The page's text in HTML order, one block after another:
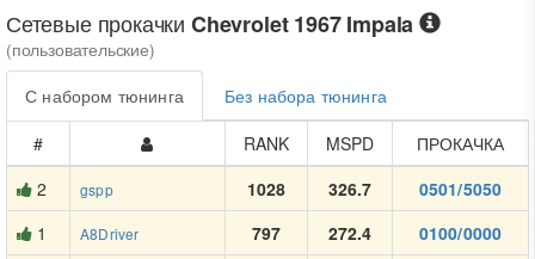
Сетевые прокачки Chevrolet 1967 Impala
(пользовательские)
С набором тюнинга
Без набора тюнинга
#
RANK MSPD
ПРОКАЧКА
2
gspp 1028 326.7
0501/5050
1
A8Driver 797 272.4
0100/0000